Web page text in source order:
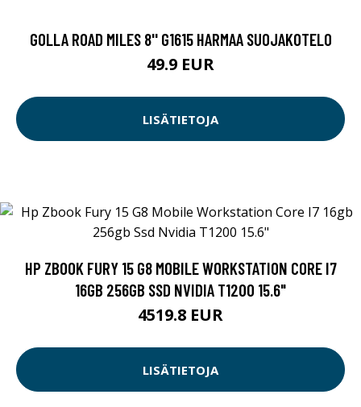
GOLLA ROAD MILES 8'' G1615 HARMAA SUOJAKOTELO
49.9 EUR
LISÄTIETOJA
HP ZBOOK FURY 15 G8 MOBILE WORKSTATION CORE I7
16GB 256GB SSD NVIDIA T1200 15.6"
4519.8 EUR
LISÄTIETOJA